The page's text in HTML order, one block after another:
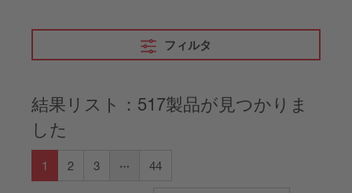
フィルタ
結果リスト：517製品が見つかりま
した
1 2 3 44